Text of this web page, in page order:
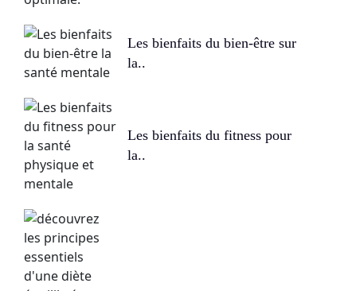
Les bienfaits du bien-être sur
la..
Les bienfaits du fitness pour
la..